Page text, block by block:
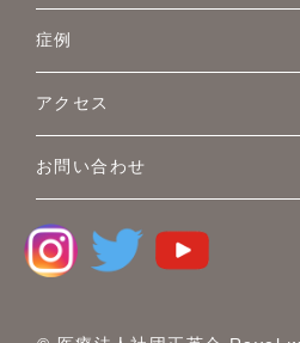
症例
アクセス
お問い合わせ